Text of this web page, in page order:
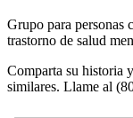
Grupo para personas
trastorno de salud
Comparta su historia
similares. Llame al